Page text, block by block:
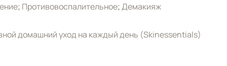
; Противовоспалительное;Демакияж
домашний уход на каждый день (Skinessentials)